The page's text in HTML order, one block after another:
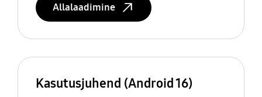
Allalaadimine
Kasutusjuhend (Android 16)